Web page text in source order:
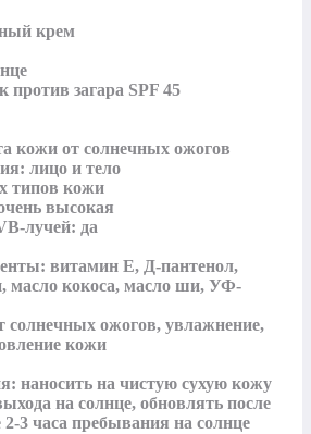
крем
загара SPF 45
кожи от солнечных ожогов
лицо и тело
типов кожи
высокая
лучей: да
витамин Е, Д-пантенол,
масло кокоса, масло ши, УФ-
солнечных ожогов, увлажнение,
кожи
наносить на чистую сухую кожу
на солнце, обновлять после
3 часа пребывания на солнце